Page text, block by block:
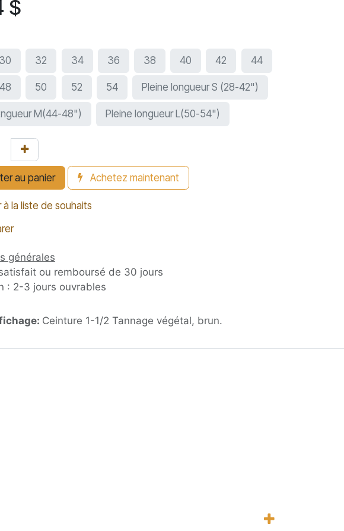
$
30 32 34 36 38 40 42 44
48 50 52 54 Pleine longueur S (28-42")
M(44-48") Pleine longueur L(50-54")
au panier Achetez maintenant
à la liste de souhaits
générales
ou remboursé de 30 jours
: 2-3 jours ouvrables
Ceinture 1-1/2 Tannage végétal, brun.